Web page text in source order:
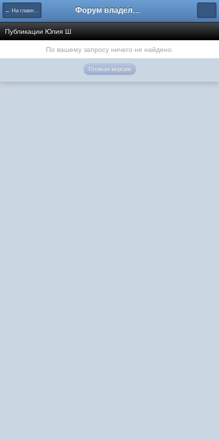
← На главную Форум владельцев интернет-магазинов
Публикации Юлия Ш
По вашему запросу ничего не найдено.
Полная версия